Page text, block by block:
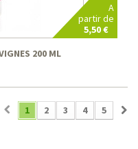
A
partir de
5,50 €
200 ML
1 2 3 4 5